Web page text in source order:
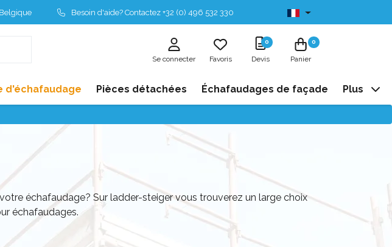
Besoin d'aide? Contactez +32 (0) 496 532 330 Disponibles de stock
Se connecter Favoris
0
Devis
0
Panier
d'échafaudage Pièces détachées Échafaudages de façade Plus
échafaudage? Sur ladder-steiger vous trouverez un large choix
échafaudages.